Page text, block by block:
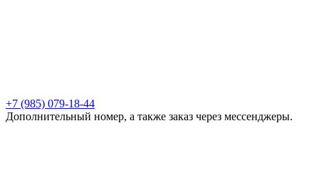
+7 (985) 079-18-44
Дополнительный номер, а также заказ через мессенджеры.